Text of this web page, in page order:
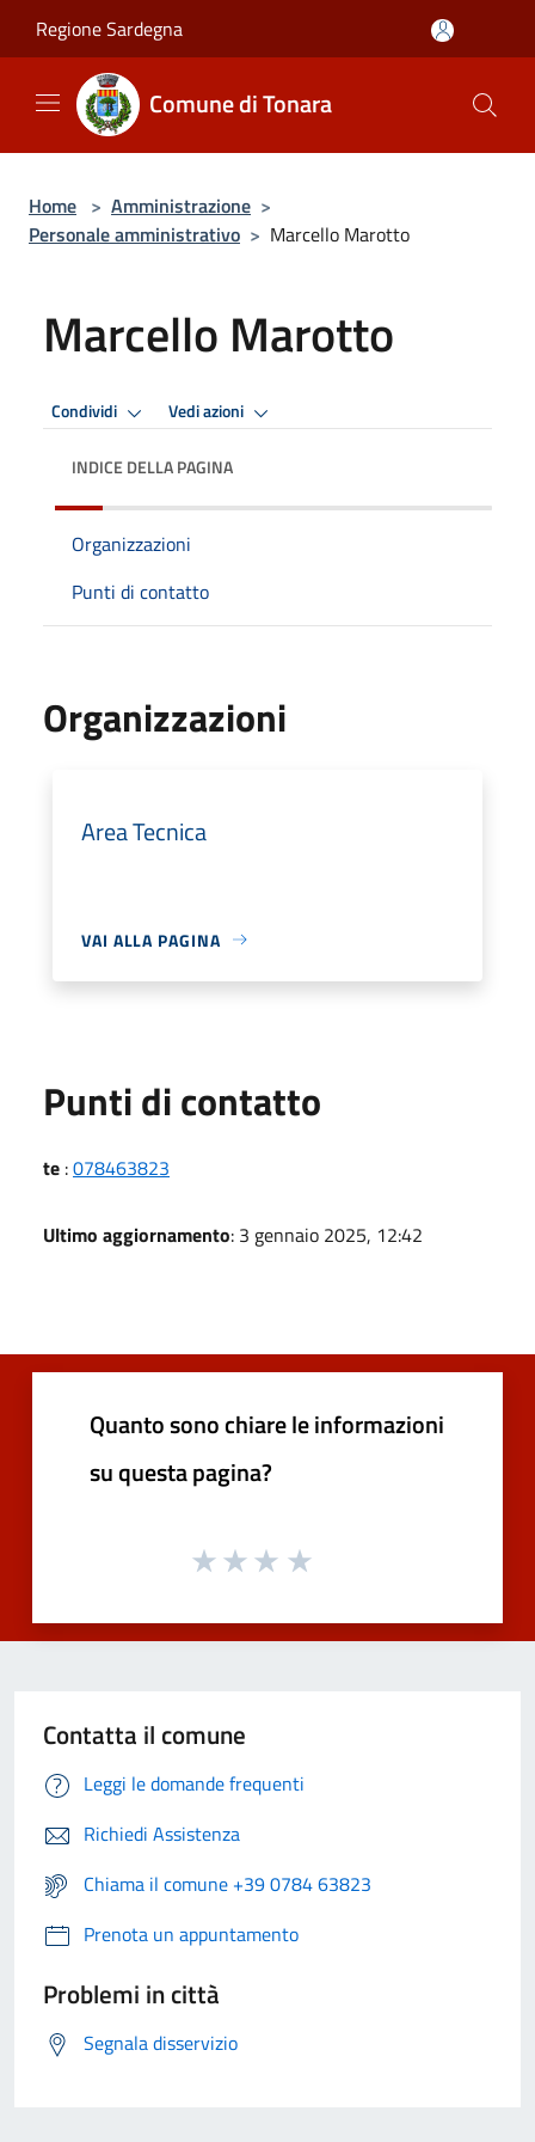
Regione Sardegna
Comune di Tonara
Home > Amministrazione >
Personale amministrativo > Marcello Marotto
Marcello Marotto
Condividi Vedi azioni
INDICE DELLA PAGINA
Organizzazioni
Punti di contatto
Organizzazioni
Area Tecnica
VAI ALLA PAGINA
Punti di contatto
te :078463823
Ultimo aggiornamento: 3 gennaio 2025, 12:42
Quanto sono chiare le informazioni
su questa pagina?
Contatta il comune
Leggi le domande frequenti
Richiedi Assistenza
Chiama il comune +39 0784 63823
Prenota un appuntamento
Problemi in città
Segnala disservizio